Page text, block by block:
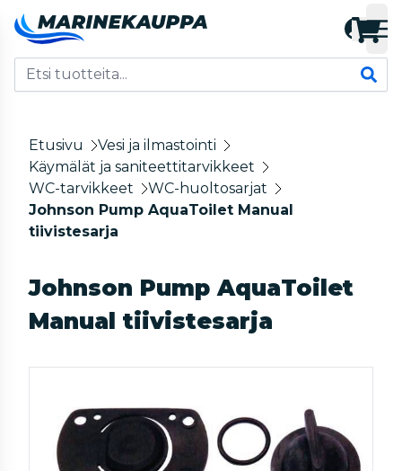
Etusivu
Vesi ja ilmastointi
Käymälät ja saniteettitarvikkeet
WC-tarvikkeet
WC-huoltosarjat
Johnson Pump AquaToilet Manual
tiivistesarja
Johnson Pump AquaToilet
Manual tiivistesarja